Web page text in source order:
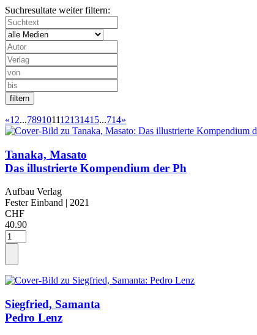
Suchresultate weiter filtern:
«1 2...789101112131415...714»
Tanaka, Masato
Das illustrierte Kompendium der Ph
Aufbau Verlag
Fester Einband | 2021
CHF
40.90
Siegfried, Samanta
Pedro Lenz